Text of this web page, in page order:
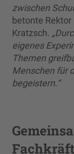
zwischen
betonte Rektor
Kratzsch.
eigenes
Themen
Menschen für
begeistern.“